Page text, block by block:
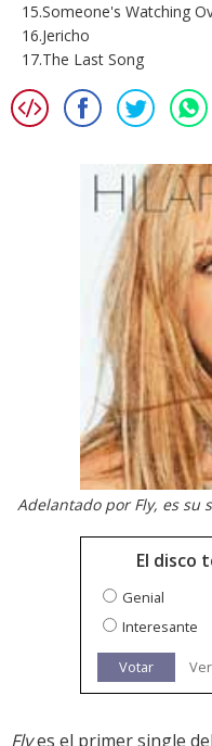
15.Someone's Watching
16.Jericho
17.The Last Song
Adelantado por Fly, es su
El disco
Genial
Interesante
Votar
Flyes el primer single